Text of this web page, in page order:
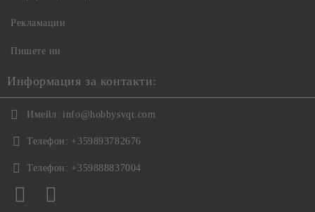
Рекламации
Пишете ни
Информация за контакти:
Имейл: info@hobbysvqt.com
Телефон: +359893782676
Телефон: +359888837004